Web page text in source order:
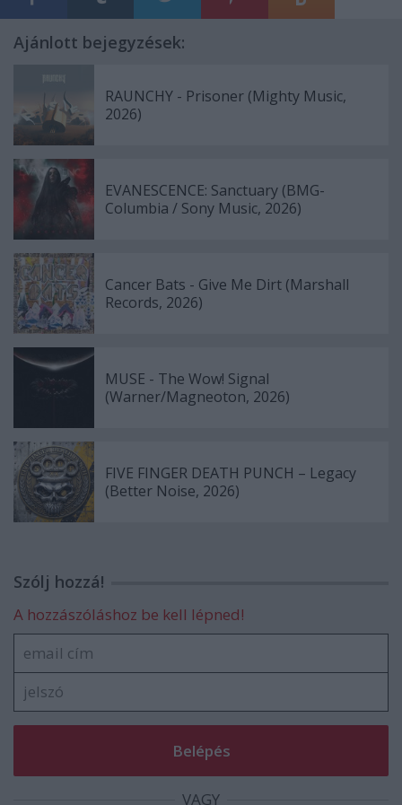
Ajánlott bejegyzések:
RAUNCHY - Prisoner (Mighty Music,
2026)
EVANESCENCE: Sanctuary (BMG-
Columbia / Sony Music, 2026)
Cancer Bats - Give Me Dirt (Marshall
Records, 2026)
MUSE - The Wow! Signal
(Warner/Magneoton, 2026)
FIVE FINGER DEATH PUNCH – Legacy
(Better Noise, 2026)
Szólj hozzá!
A hozzászóláshoz be kell lépned!
VAGY